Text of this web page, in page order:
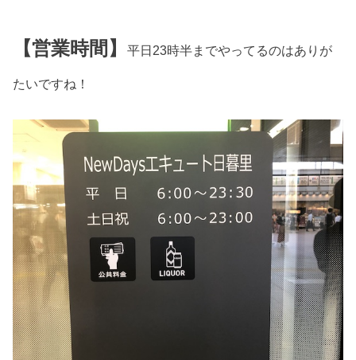
【営業時間】平日23時半までやってるのはありが
たいですね！